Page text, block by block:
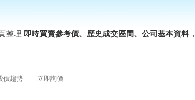
整理 即時買賣參考價、歷史成交區間、公司基本資料
價趨勢 立即詢價